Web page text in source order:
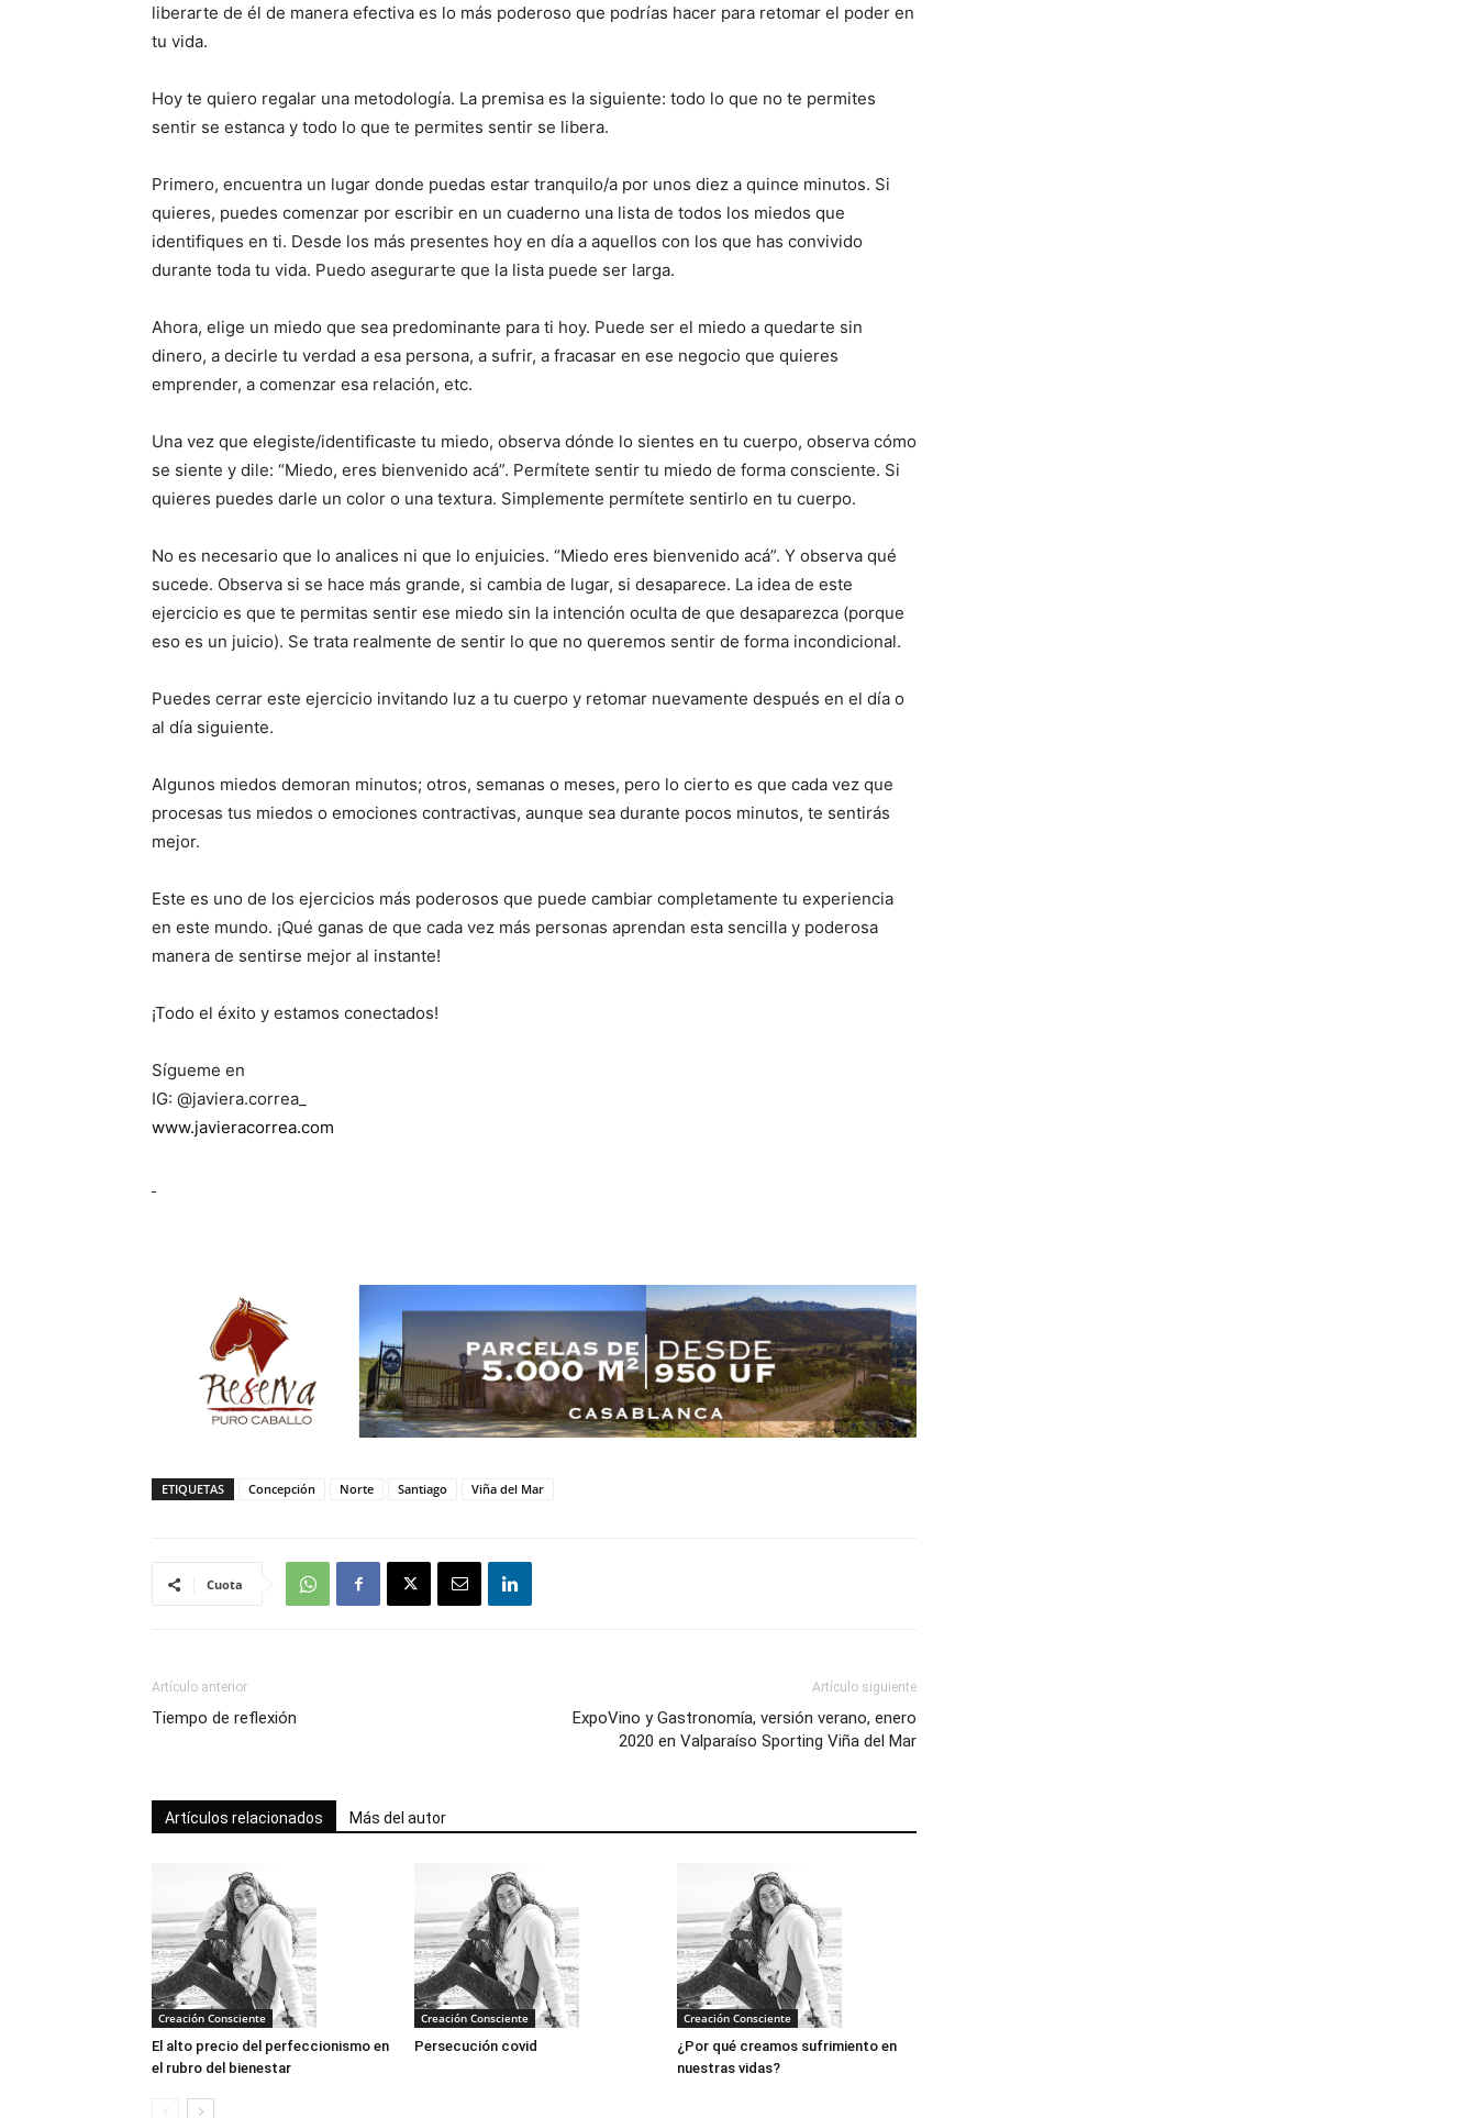
liberarte de él de manera efectiva es lo más poderoso que podrías hacer para retomar el poder en
tu vida.
Hoy te quiero regalar una metodología. La premisa es la siguiente: todo lo que no te permites
sentir se estanca y todo lo que te permites sentir se libera.
Primero, encuentra un lugar donde puedas estar tranquilo/a por unos diez a quince minutos. Si
quieres, puedes comenzar por escribir en un cuaderno una lista de todos los miedos que
identifiques en ti. Desde los más presentes hoy en día a aquellos con los que has convivido
durante toda tu vida. Puedo asegurarte que la lista puede ser larga.
Ahora, elige un miedo que sea predominante para ti hoy. Puede ser el miedo a quedarte sin
dinero, a decirle tu verdad a esa persona, a sufrir, a fracasar en ese negocio que quieres
emprender, a comenzar esa relación, etc.
Una vez que elegiste/identificaste tu miedo, observa dónde lo sientes en tu cuerpo, observa cómo
se siente y dile: “Miedo, eres bienvenido acá”. Permítete sentir tu miedo de forma consciente. Si
quieres puedes darle un color o una textura. Simplemente permítete sentirlo en tu cuerpo.
No es necesario que lo analices ni que lo enjuicies. “Miedo eres bienvenido acá”. Y observa qué
sucede. Observa si se hace más grande, si cambia de lugar, si desaparece. La idea de este
ejercicio es que te permitas sentir ese miedo sin la intención oculta de que desaparezca (porque
eso es un juicio). Se trata realmente de sentir lo que no queremos sentir de forma incondicional.
Puedes cerrar este ejercicio invitando luz a tu cuerpo y retomar nuevamente después en el día o
al día siguiente.
Algunos miedos demoran minutos; otros, semanas o meses, pero lo cierto es que cada vez que
procesas tus miedos o emociones contractivas, aunque sea durante pocos minutos, te sentirás
mejor.
Este es uno de los ejercicios más poderosos que puede cambiar completamente tu experiencia
en este mundo. ¡Qué ganas de que cada vez más personas aprendan esta sencilla y poderosa
manera de sentirse mejor al instante!
¡Todo el éxito y estamos conectados!
Sígueme en
IG: @javiera.correa_
www.javieracorrea.com
ETIQUETAS Concepción Norte Santiago Viña del Mar
Cuota
Artículo anterior
Tiempo de reflexión
Artículo siguiente
ExpoVino y Gastronomía, versión verano, enero
2020 en Valparaíso Sporting Viña del Mar
Artículos relacionados Más del autor
Creación Consciente
El alto precio del perfeccionismo en
el rubro del bienestar
Creación Consciente
Persecución covid
Creación Consciente
¿Por qué creamos sufrimiento en
nuestras vidas?